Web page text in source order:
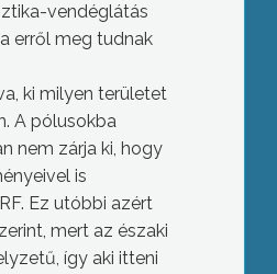
vendéglátás
erről meg tudnak
ki milyen területet
A pólusokba
nem zárja ki, hogy
is
Ez utóbbi azért
mert az északi
így aki itteni